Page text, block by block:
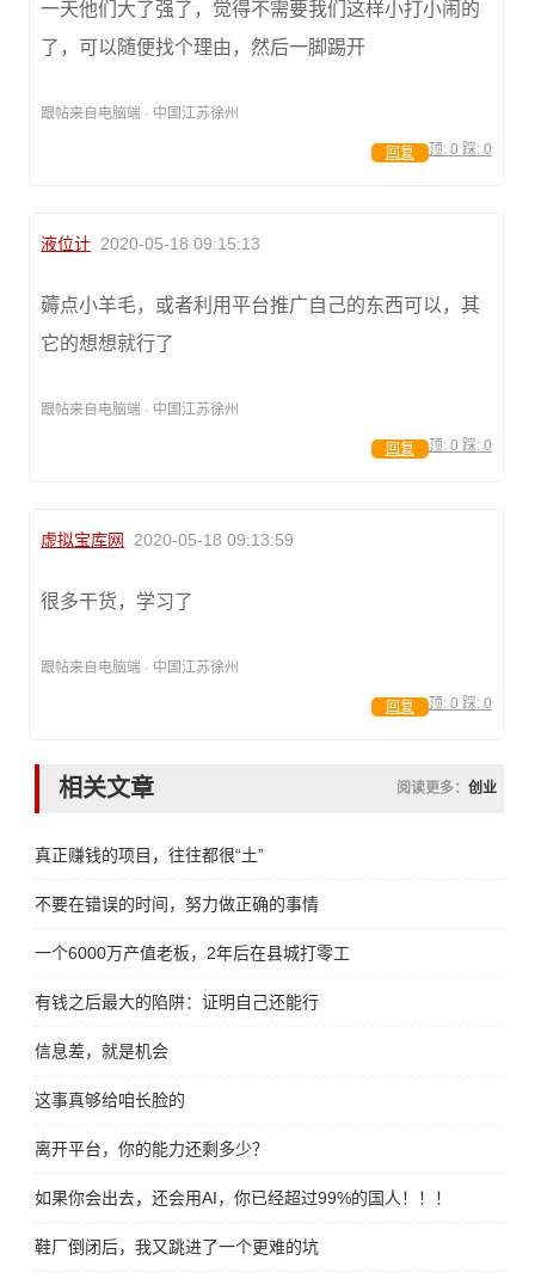
一天他们大了强了，觉得不需要我们这样小打小闹的
了，可以随便找个理由，然后一脚踢开
跟帖来自电脑端 · 中国江苏徐州
顶: 0 踩: 0
回复
液位计 2020-05-18 09:15:13
薅点小羊毛，或者利用平台推广自己的东西可以，其
它的想想就行了
跟帖来自电脑端 · 中国江苏徐州
顶: 0 踩: 0
回复
虚拟宝库网 2020-05-18 09:13:59
很多干货，学习了
跟帖来自电脑端 · 中国江苏徐州
顶: 0 踩: 0
回复
相关文章 阅读更多： 创业
真正赚钱的项目，往往都很“土”
不要在错误的时间，努力做正确的事情
一个6000万产值老板，2年后在县城打零工
有钱之后最大的陷阱：证明自己还能行
信息差，就是机会
这事真够给咱长脸的
离开平台，你的能力还剩多少？
如果你会出去，还会用AI，你已经超过99%的国人！！！
鞋厂倒闭后，我又跳进了一个更难的坑